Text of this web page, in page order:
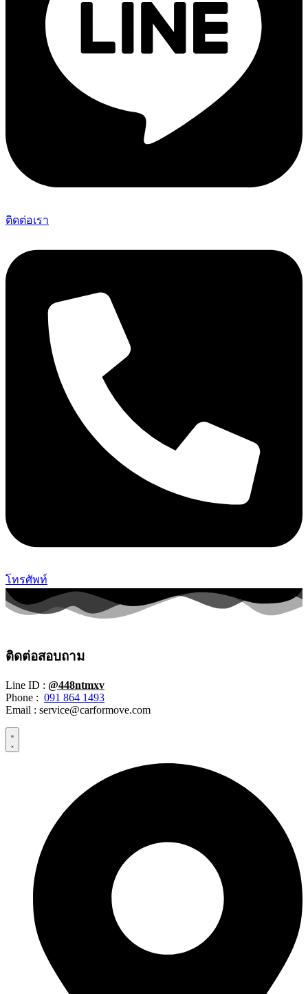
ติดต่อเรา
โทรศัพท์
ติดต่อสอบถาม
Line ID : @448ntmxv
Phone : 091 864 1493
Email : service@carformove.com